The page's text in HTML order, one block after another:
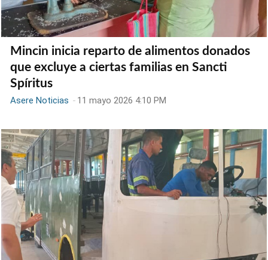
Mincin inicia reparto de alimentos donados
que excluye a ciertas familias en Sancti
Spíritus
Asere Noticias - 11 mayo 2026 4:10 PM